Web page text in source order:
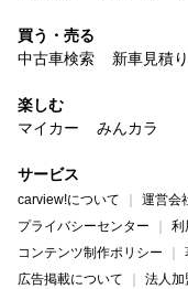
買う・売る
中古車検索
新車見積り
楽しむ
マイカー
みんカラ
サービス
carview!について 運営会
プライバシーセンター
利
コンテンツ制作ポリシー
広告掲載について
法人加